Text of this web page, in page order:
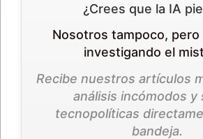
¿Crees que la IA
Nosotros tampoco, pero
investigando el
Recibe nuestros artículos
análisis incómodos y
tecnopolíticas
bandeja.